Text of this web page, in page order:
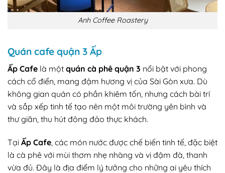
Anh Coffee Roastery
Quán cafe quận 3 Ấp
Ấp Cafe là một quán cà phê quận 3 nổi bật với phong
cách cổ điển, mang đậm hương vị của Sài Gòn xưa. Dù
không gian quán có phần khiêm tốn, nhưng cách bài trí
và sắp xếp tinh tế tạo nên một môi trường yên bình và
thư giãn, thu hút đông đảo thực khách.
Tại Ấp Cafe , các món nước được chế biến tinh tế, đặc biệt
là cà phê với mùi thơm nhẹ nhàng và vị đậm đà, thanh
vừa đủ. Đây là địa điểm lý tưởng cho những ai yêu thích